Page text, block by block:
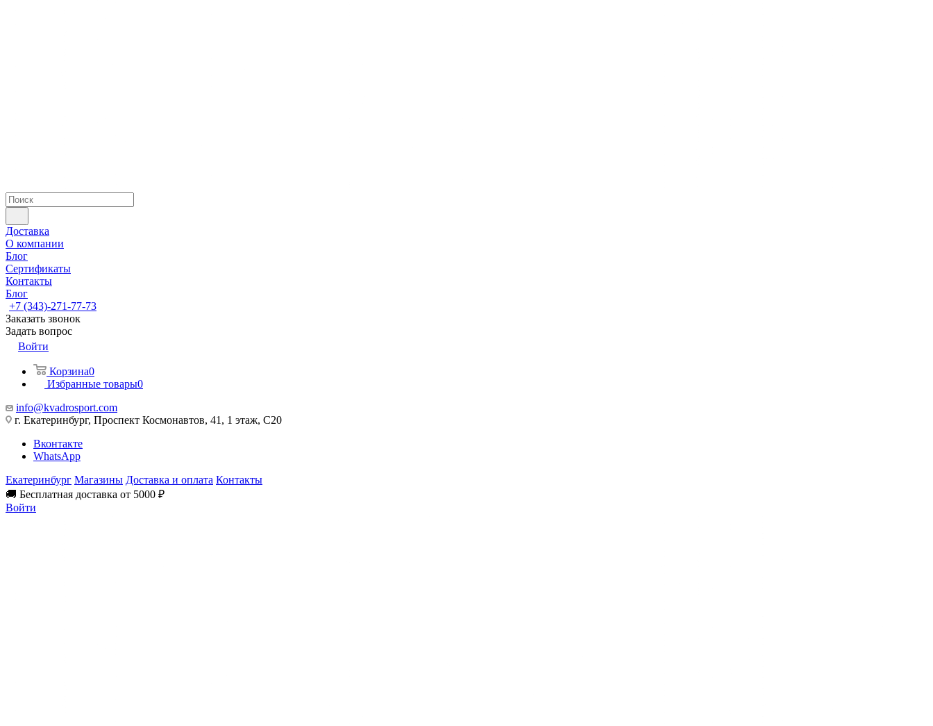
Доставка
О компании
Блог
Сертификаты
Контакты
Блог
+7 (343)-271-77-73
Заказать звонок
Задать вопрос
Войти
Корзина0
Избранные товары0
info@kvadrosport.com
г. Екатеринбург, Проспект Космонавтов, 41, 1 этаж, С20
Вконтакте
WhatsApp
Екатеринбург Магазины Доставка и оплата Контакты
🚚 Бесплатная доставка от 5000 ₽
Войти